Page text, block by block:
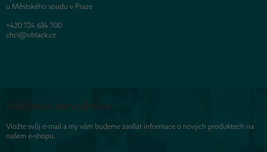
u Městského soudu v Praze
+420 724 634 700
chci@oblack.cz
Odebírat newsletter
Vložte svůj e-mail a my vám budeme zasílat informace o nových produktech na
našem e-shopu.